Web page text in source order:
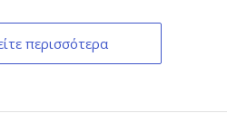
περισσότερα